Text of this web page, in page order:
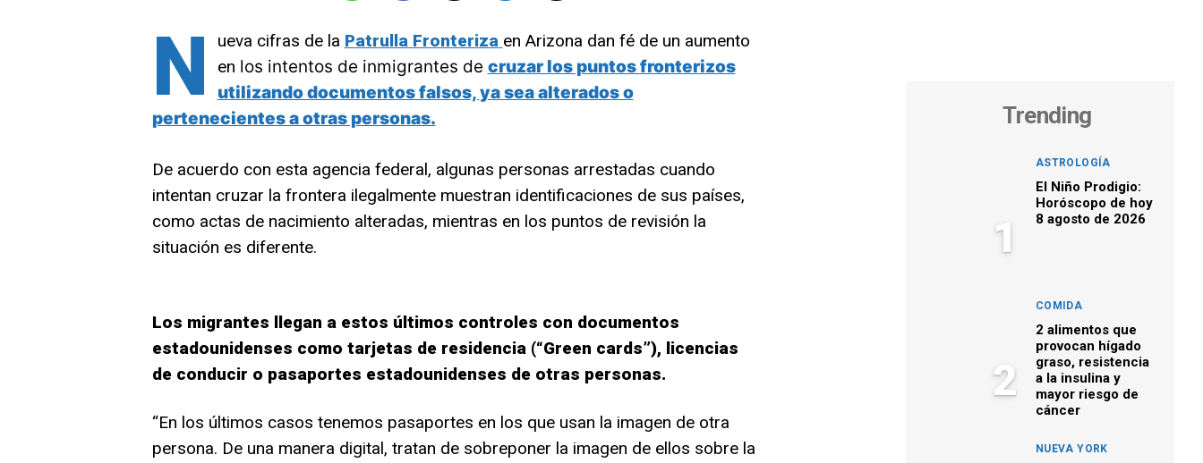
N ueva cifras de la Patrulla Fronteriza en Arizona dan fé de un aumento
en los intentos de inmigrantes de cruzar los puntos fronterizos
utilizando documentos falsos, ya sea alterados o
pertenecientes a otras personas.
De acuerdo con esta agencia federal, algunas personas arrestadas cuando
intentan cruzar la frontera ilegalmente muestran identificaciones de sus países,
como actas de nacimiento alteradas, mientras en los puntos de revisión la
situación es diferente.
Los migrantes llegan a estos últimos controles con documentos
estadounidenses como tarjetas de residencia (“Green cards”), licencias
de conducir o pasaportes estadounidenses de otras personas.
“En los últimos casos tenemos pasaportes en los que usan la imagen de otra
persona. De una manera digital, tratan de sobreponer la imagen de ellos sobre la
Trending
1
ASTROLOGÍA
El Niño Prodigio:
Horóscopo de hoy
8 agosto de 2026
2
COMIDA
2 alimentos que
provocan hígado
graso, resistencia
a la insulina y
mayor riesgo de
cáncer
NUEVA YORK